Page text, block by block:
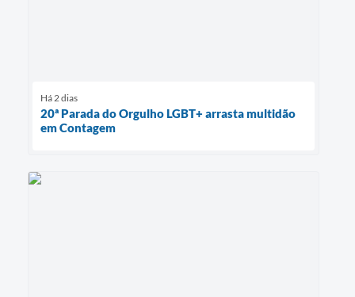
Há 2 dias
20ª Parada do Orgulho LGBT+ arrasta multidão
em Contagem